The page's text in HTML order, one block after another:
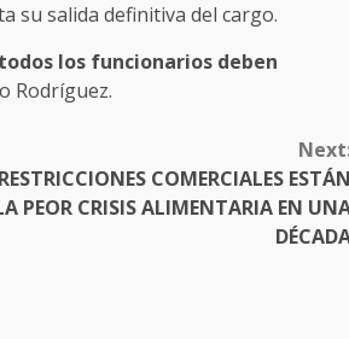
su salida definitiva del cargo.
los funcionarios deben
Rodríguez.
COMERCIALES
PEOR CRISIS ALIMENTARIA EN